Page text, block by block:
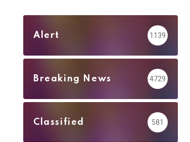
Alert 1139
Breaking News 4729
Classified 581